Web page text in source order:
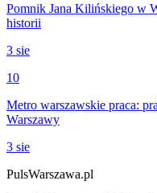
Pomnik Jana Kilińskiego w
historii
3 sie
10
Metro warszawskie praca:
Warszawy
3 sie
PulsWarszawa.pl